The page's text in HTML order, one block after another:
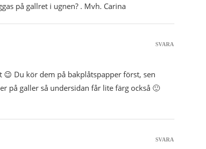
på gallret i ugnen? . Mvh. Carina
😉 Du kör dem på bakplåtspapper först, sen
på galler så undersidan får lite färg också 🙂
SVARA
SVARA